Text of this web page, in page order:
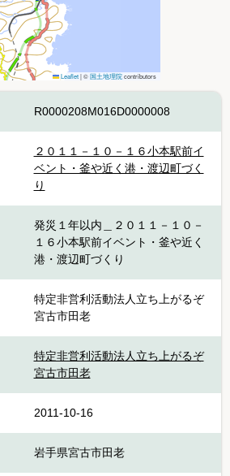
Leaflet |©国土地理院contributors
R0000208M016D0000008
２０１１－１０－１６小本駅前イ
ベント・釜や近く港・渡辺町づく
り
発災１年以内＿２０１１－１０－
１６小本駅前イベント・釜や近く
港・渡辺町づくり
特定非営利活動法人立ち上がるぞ
宮古市田老
特定非営利活動法人立ち上がるぞ
宮古市田老
2011-10-16
岩手県宮古市田老